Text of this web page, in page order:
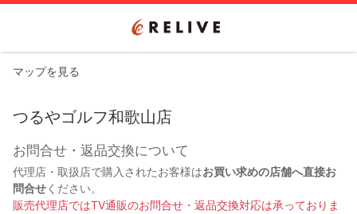
マップを見る
つるやゴルフ和歌山店
お問合せ・返品交換について
代理店・取扱店で購入されたお客様はお買い求めの店舗へ直接お
問合せください。
販売代理店ではTV通販のお問合せ・返品交換対応は承っておりま